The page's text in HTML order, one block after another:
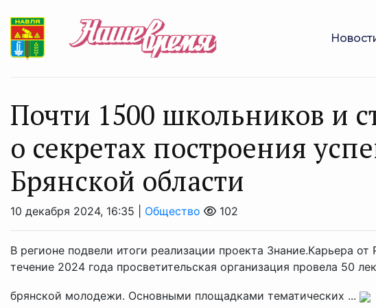
Почти 1500 школьников и
о секретах построения
Брянской области
10 декабря 2024, 16:35 | Общество 102
В регионе подвели итоги реализации проекта Знание.Карьера
течение 2024 года просветительская организация провела 50
брянской молодежи. Основными площадками тематических ...